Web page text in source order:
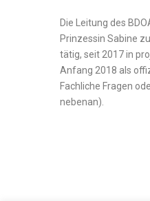
Die Leitung des
Prinzessin Sabine
tätig, seit 2017 in
Anfang 2018 als
Fachliche Fragen
nebenan).